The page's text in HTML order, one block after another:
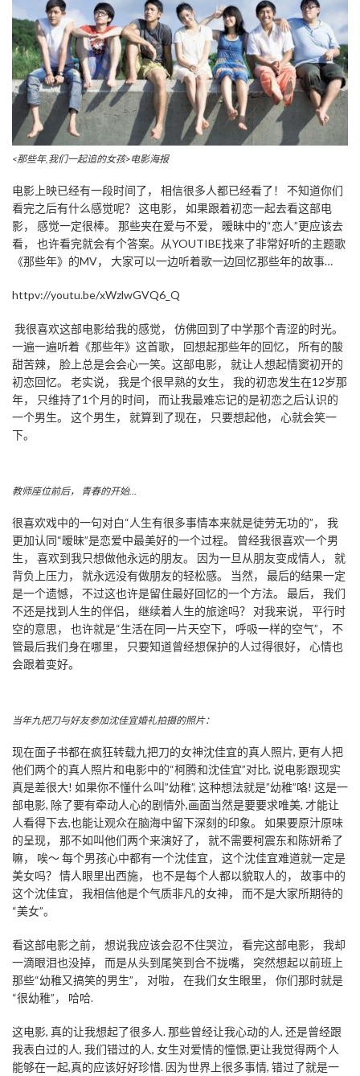
<那些年,我们一起追的女孩>电影海报
电影上映已经有一段时间了， 相信很多人都已经看了！ 不知道你们
看完之后有什么感觉呢？ 这电影， 如果跟着初恋一起去看这部电
影， 感觉一定很棒。 那些夹在爱与不爱， 暧昧中的“恋人”更应该去
看， 也许看完就会有个答案。从YOUTIBE找来了非常好听的主题歌
《那些年》的MV， 大家可以一边听着歌一边回忆那些年的故事…
httpv://youtu.be/xWzlwGVQ6_Q
我很喜欢这部电影给我的感觉， 仿佛回到了中学那个青涩的时光。
一遍一遍听着《那些年》这首歌， 回想起那些年的回忆， 所有的酸
甜苦辣， 脸上总是会会心一笑。这部电影， 就让人想起情窦初开的
初恋回忆。 老实说， 我是个很早熟的女生， 我的初恋发生在12岁那
年， 只维持了1个月的时间， 而让我最难忘记的是初恋之后认识的
一个男生。 这个男生， 就算到了现在， 只要想起他， 心就会笑一
下。
教师座位前后， 青春的开始…
很喜欢戏中的一句对白“人生有很多事情本来就是徒劳无功的”， 我
更加认同“暧昧”是恋爱中最美好的一个过程。 曾经我很喜欢一个男
生， 喜欢到我只想做他永远的朋友。 因为一旦从朋友变成情人， 就
背负上压力， 就永远没有做朋友的轻松感。 当然， 最后的结果一定
是一个遗憾， 不过这也许是留住最好回忆的一个方法。 最后， 我们
不还是找到人生的伴侣， 继续着人生的旅途吗？ 对我来说， 平行时
空的意思， 也许就是“生活在同一片天空下， 呼吸一样的空气”， 不
管最后我们身在哪里， 只要知道曾经想保护的人过得很好， 心情也
会跟着变好。
当年九把刀与好友参加沈佳宜婚礼拍摄的照片：
现在面子书都在疯狂转载九把刀的女神沈佳宜的真人照片, 更有人把
他们两个的真人照片和电影中的“柯腾和沈佳宜”对比, 说电影跟现实
真是差很大! 如果你不懂什么叫”幼稚”, 这种想法就是”幼稚”咯! 这是一
部电影, 除了要有牵动人心的剧情外,画面当然是要要求唯美, 才能让
人看得下去,也能让观众在脑海中留下深刻的印象。 如果要原汁原味
的呈现， 那不如叫他们两个来演好了， 就不需要柯震东和陈妍希了
嘛， 唉～ 每个男孩心中都有一个沈佳宜， 这个沈佳宜难道就一定是
美女吗？ 情人眼里出西施， 也不是每个人都以貌取人的， 故事中的
这个沈佳宜， 我相信他是个气质非凡的女神， 而不是大家所期待的
“美女”。
看这部电影之前， 想说我应该会忍不住哭泣， 看完这部电影， 我却
一滴眼泪也没掉， 而是从头到尾笑到合不拢嘴， 突然想起以前班上
那些“幼稚又搞笑的男生”， 对啦， 在我们女生眼里， 你们那时就是
“很幼稚”， 哈哈.
这电影, 真的让我想起了很多人. 那些曾经让我心动的人, 还是曾经跟
我表白过的人, 我们错过的人, 女生对爱情的憧憬,更让我觉得两个人
能够在一起,真的应该好好珍惜. 因为世界上很多事情, 错过了就是一